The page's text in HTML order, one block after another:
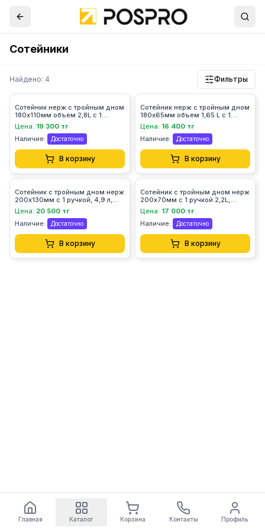
Сотейники
Найдено: 4 Фильтры
Сотейник нерж с тройным дном
180х110мм объем 2,8L с 1
ручкой, 101614 (Viatto)
Цена: 19 300 тг
Наличие:
Достаточно
В корзину
Сотейник нерж с тройным дном
180х65мм объем 1,65 L с 1
ручкой, 101604 (Viatto)
Цена: 16 400 тг
Наличие:
Достаточно
В корзину
Сотейник с тройным дном нерж
200х130мм с 1 ручкой, 4,9 л,
101608 (Viatto)
Цена: 20 500 тг
Наличие:
Достаточно
В корзину
Сотейник с тройным дном нерж
200х70мм с 1 ручкой 2,2L,
101605 (Viatto)
Цена: 17 000 тг
Наличие:
Достаточно
В корзину
Главная Каталог Корзина Контакты Профиль